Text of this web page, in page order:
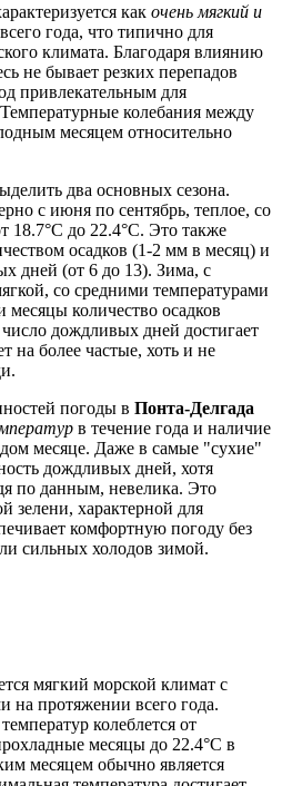
как очень мягкий и
года, что типично для
климата. Благодаря влиянию
не бывает резких перепадов
привлекательным для
колебания между
месяцем относительно
два основных сезона.
с июня по сентябрь, теплое, со
18.7°C до 22.4°C. Это также
осадков (1-2 мм в месяц) и
дней (от 6 до 13). Зима, с
со средними температурами
месяцы количество осадков
дождливых дней достигает
на более частые, хоть и не
погоды в Понта-Делгада
в течение года и наличие
месяце. Даже в самые "сухие"
дождливых дней, хотя
по данным, невелика. Это
зелени, характерной для
комфортную погоду без
сильных холодов зимой.
мягкий морской климат с
на протяжении всего года.
колеблется от
месяцы до 22.4°C в
месяцем обычно является